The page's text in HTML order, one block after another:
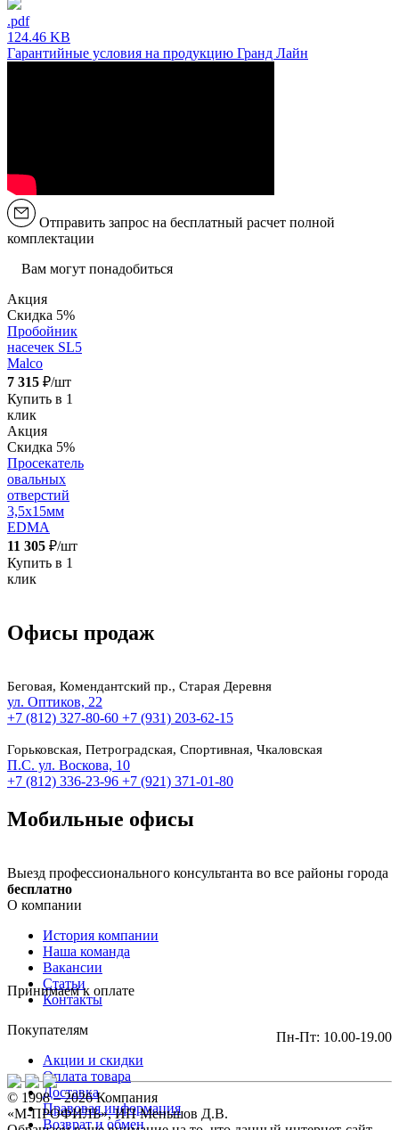
.pdf
124.46 KB
Гарантийные условия на продукцию Гранд Лайн
Отправить запрос на бесплатный расчет полной
комплектации
Вам могут понадобиться
Акция
Скидка 5%
Пробойник
насечек SL5
Malco
7 315 ₽/шт
Купить в 1
клик
Акция
Скидка 5%
Просекатель
овальных
отверстий
3,5х15мм
EDMA
11 305 ₽/шт
Купить в 1
клик
Офисы продаж
Беговая, Комендантский пр., Старая Деревня
ул. Оптиков, 22
+7 (812) 327-80-60 +7 (931) 203-62-15
Горьковская, Петроградская, Спортивная, Чкаловская
П.С. ул. Воскова, 10
+7 (812) 336-23-96 +7 (921) 371-01-80
Мобильные офисы
Выезд профессионального консультанта во все районы города
бесплатно
О компании
История компании
Наша команда
Вакансии
Статьи
Контакты
Покупателям
Акции и скидки
Оплата товара
Доставка
Правовая информация
Возврат и обмен
Принимаем к оплате
Пн-Пт: 10.00-19.00
© 1998 – 2026 Компания
«М-ПРОФИЛЬ», ИП Меньшов Д.В.